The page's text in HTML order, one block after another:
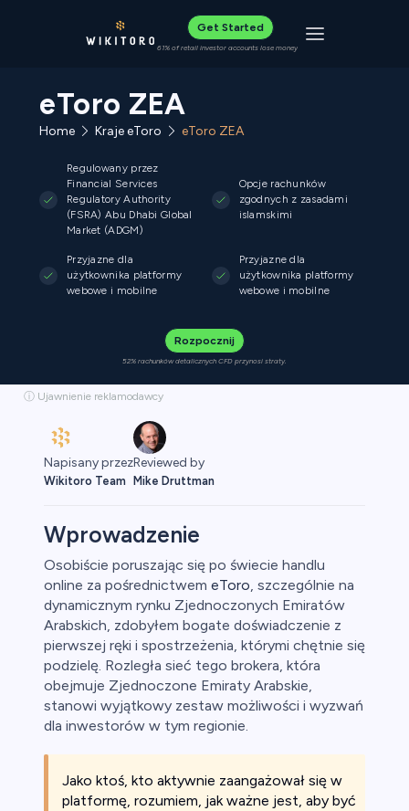
Get Started
61% of retail investor accounts lose money Toggle
eToro ZEA
Home Kraje eToro eToro ZEA
Regulowany przez
Financial Services
Regulatory Authority
(FSRA) Abu Dhabi Global
Market (ADGM)
Opcje rachunków
zgodnych z zasadami
islamskimi
Przyjazne dla
użytkownika platformy
webowe i mobilne
Przyjazne dla
użytkownika platformy
webowe i mobilne
Rozpocznij
52% rachunków detalicznych CFD przynosi straty.
ⓘ Ujawnienie reklamodawcy
Napisany przez
Wikitoro Team
Reviewed by
Mike Druttman
Wprowadzenie
Osobiście poruszając się po świecie handlu
online za pośrednictwem eToro, szczególnie na
dynamicznym rynku Zjednoczonych Emiratów
Arabskich, zdobyłem bogate doświadczenie z
pierwszej ręki i spostrzeżenia, którymi chętnie się
podzielę. Rozległa sieć tego brokera, która
obejmuje Zjednoczone Emiraty Arabskie,
stanowi wyjątkowy zestaw możliwości i wyzwań
dla inwestorów w tym regionie.
Jako ktoś, kto aktywnie zaangażował się w
platformę, rozumiem, jak ważne jest, aby być